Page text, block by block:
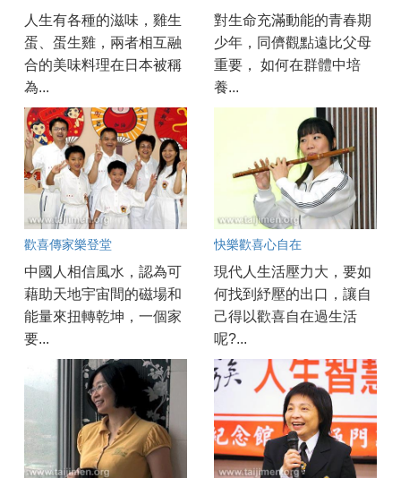
人生有各種的滋味，雞生
蛋、蛋生雞，兩者相互融
合的美味料理在日本被稱
為...
對生命充滿動能的青春期
少年，同儕觀點遠比父母
重要， 如何在群體中培
養...
歡喜傳家樂登堂
中國人相信風水，認為可
藉助天地宇宙間的磁場和
能量來扭轉乾坤，一個家
要...
快樂歡喜心自在
現代人生活壓力大，要如
何找到紓壓的出口，讓自
己得以歡喜自在過生活
呢?...